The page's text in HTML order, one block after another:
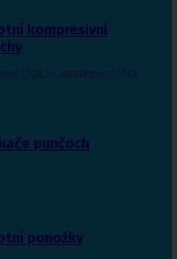
kompresivní
třída III. kompresivní třída
punčoch
ponožky